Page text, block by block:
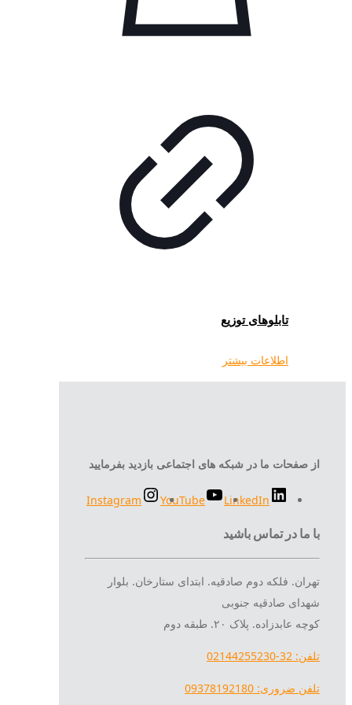
تابلوهای توزیع
اطلاعات بیشتر
از صفحات ما در شبکه های اجتماعی بازدید بفرمایید
LinkedIn
YouTube
Instagram
با ما در تماس باشید
تهران. فلکه دوم صادقیه. ابتدای ستارخان. بلوار
شهدای صادقیه جنوبی
کوچه عابدزاده. پلاک ۲۰. طبقه دوم
تلفن: 32-02144255230
تلفن ضروری: 09378192180